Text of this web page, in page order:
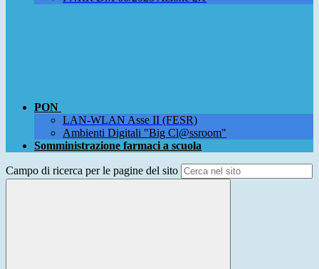
PON
LAN-WLAN Asse II (FESR)
Ambienti Digitali "Big Cl@ssroom"
Somministrazione farmaci a scuola
Campo di ricerca per le pagine del sito